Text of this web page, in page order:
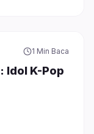
1 Min Baca
Idol K-Pop